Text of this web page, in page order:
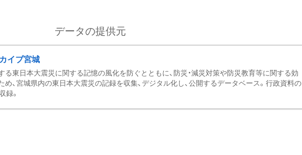
データの提供元
イブ宮城
る東日本大震災に関する記憶の風化を防ぐとともに、防災・減災対策や防災教育等に関する効
め、宮城県内の東日本大震災の記録を収集、デジタル化し、公開するデータベース。行政資料の
録。